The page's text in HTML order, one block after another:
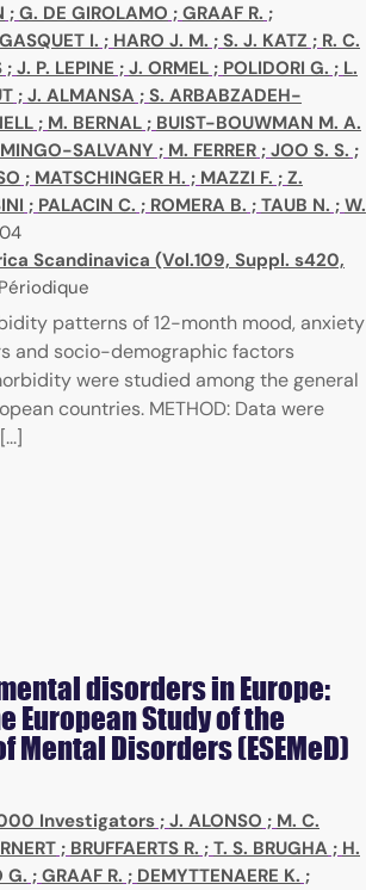
; G. DE GIROLAMO ; GRAAF R. ;
GASQUET I. ; HARO J. M. ; S. J. KATZ ; R. C.
; J. P. LEPINE ; J. ORMEL ; POLIDORI G. ; L.
; J. ALMANSA ; S. ARBABZADEH-
; M. BERNAL ; BUIST-BOUWMAN M. A.
SALVANY ; M. FERRER ; JOO S. S. ;
; MATSCHINGER H. ; MAZZI F. ; Z.
; PALACIN C. ; ROMERA B. ; TAUB N. ; W.
Scandinavica (Vol.109, Suppl. s420,
patterns of 12-month mood, anxiety
and socio-demographic factors
were studied among the general
countries. METHOD: Data were
disorders in Europe:
European Study of the
Mental Disorders (ESEMeD)
Investigators; J. ALONSO ; M. C.
; BRUFFAERTS R. ; T. S. BRUGHA ; H.
G. ; GRAAF R. ; DEMYTTENAERE K. ;